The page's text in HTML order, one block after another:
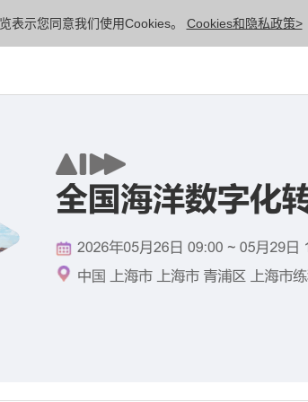
表示您同意我们使用Cookies。 Cookies和隐私政策>